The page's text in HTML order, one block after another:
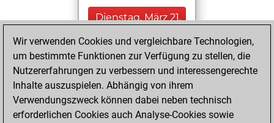
Dienstag, März 21,
You played 13
blitz games
Play
You scored +1
=1 -11 in blitz
Wir verwenden Cookies und vergleichbare Technologien,
um bestimmte Funktionen zur Verfügung zu stellen, die
Nutzererfahrungen zu verbessern und interessengerechte
Inhalte auszuspielen. Abhängig von ihrem
Verwendungszweck können dabei neben technisch
erforderlichen Cookies auch Analyse-Cookies sowie